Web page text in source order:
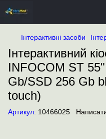
Інтерактивні засоби
Інтерактивний
INFOCOM ST
Gb/SSD 256 Gb
touch)
Артикул: 10466025